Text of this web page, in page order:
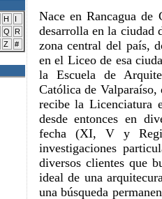
H
I
Q
R
Z #
Nace en Rancagua
desarrolla en la ciudad
zona central del país,
en el Liceo de esa
la Escuela de
Católica de
recibe la Licenciatura
desde entonces en
fecha (XI, V y
investigaciones
diversos clientes que
ideal de una
una búsqueda